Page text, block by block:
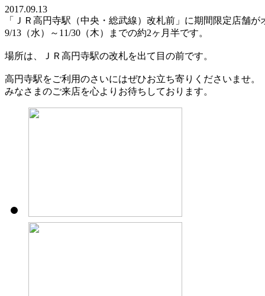
2017.09.13
「ＪＲ高円寺駅（中央・総武線）改札前」に期間限定店舗
9/13（水）～11/30（木）までの約2ヶ月半です。
場所は、ＪＲ高円寺駅の改札を出て目の前です。
高円寺駅をご利用のさいにはぜひお立ち寄りくださいませ。
みなさまのご来店を心よりお待ちしております。